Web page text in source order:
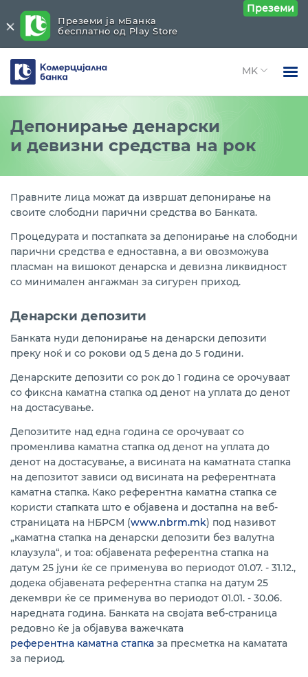
Open
Правни лица
За нас
Close submenu (Останато)
Траен налог
Осигурување
Сефови
Продажба на златници
Продажба на удели во КБ Инвест
Нашата мрежа
Помош и поддршка
Комерцијална
банка
Депонирање денарски
и девизни средства на рок
Правните лица можат да извршат депонирање на
своите слободни парични средства во Банката.
Процедурата и постапката за депонирање на слободни
парични средства е едноставна, а ви овозможува
пласман на вишокот денарска и девизна ликвидност
со минимален ангажман за сигурен приход.
Денарски депозити
Банката нуди депонирање на денарски депозити
преку ноќ и со рокови од 5 дена до 5 години.
Денарските депозити со рок до 1 година се орочуваат
со фиксна каматна стапка од денот на уплата до денот
на достасување.
Депозитите над една година се орочуваат со
променлива каматна стапка од денот на уплата до
денот на достасување, а висината на каматната стапка
на депозитот зависи од висината на референтната
каматна стапка. Како референтна каматна стапка се
користи стапката што е објавена и достапна на веб-
страницата на НБРСМ (www.nbrm.mk) под називот
„каматна стапка на денарски депозити без валутна
клаузула“, и тоа: објавената референтна стапка на
датум 25 јуни ќе се применува во периодот 01.07. - 31.12.,
додека објавената референтна стапка на датум 25
декември ќе се применува во периодот 01.01. - 30.06.
наредната година. Банката на својата веб-страница
редовно ќе ја објавува важечката
референтна каматна стапка за пресметка на каматата
за период.
Преземи ја мБанка
бесплатно од Play Store
Преземи